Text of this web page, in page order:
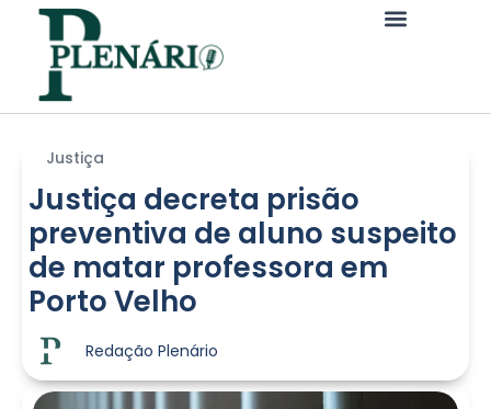
Justiça
Justiça decreta prisão
preventiva de aluno suspeito
de matar professora em
Porto Velho
Redação Plenário